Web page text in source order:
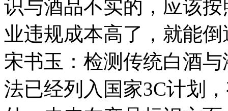
识与酒品不实的，应该
业违规成本高了，就能
宋书玉：检测传统白酒
法已经列入国家3C计划